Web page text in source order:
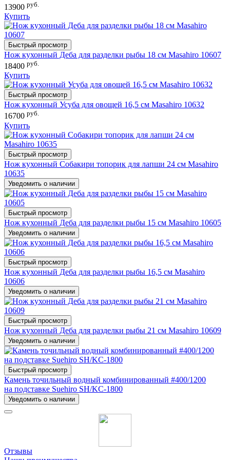
13900 руб.
Купить
Быстрый просмотр
Нож кухонный Деба для разделки рыбы 18 см Masahiro 10607
18400 руб.
Купить
Быстрый просмотр
Нож кухонный Усуба для овощей 16,5 см Masahiro 10632
16700 руб.
Купить
Быстрый просмотр
Нож кухонный Собакири топорик для лапши 24 см Masahiro
10635
Уведомить о наличии
Быстрый просмотр
Нож кухонный Деба для разделки рыбы 15 см Masahiro 10605
Уведомить о наличии
Быстрый просмотр
Нож кухонный Деба для разделки рыбы 16,5 см Masahiro
10606
Уведомить о наличии
Быстрый просмотр
Нож кухонный Деба для разделки рыбы 21 см Masahiro 10609
Уведомить о наличии
Быстрый просмотр
Камень точильный водный комбинированный #400/1200
на подставке Suehiro SH/KC-1800
Уведомить о наличии
Отзывы